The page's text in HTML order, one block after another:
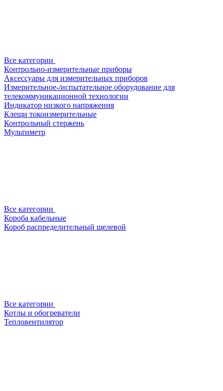
Все категории
Контрольно-измерительные приборы
Аксессуары для измерительных приборов
Измерительное-/испытательное оборудование для
телекоммуникационной технологии
Индикатор низкого напряжения
Клещи токоизмерительные
Контрольный стержень
Мультиметр
Все категории
Короба кабельные
Короб распределительный щелевой
Все категории
Котлы и обогреватели
Тепловентилятор